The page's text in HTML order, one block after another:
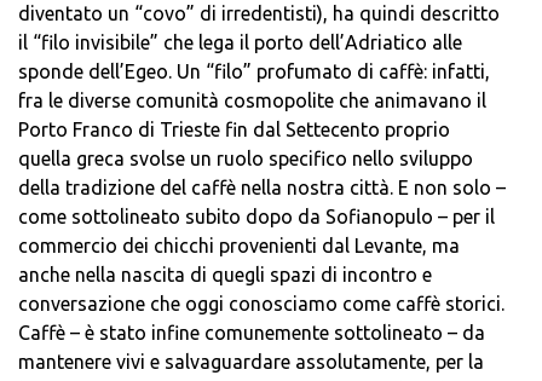
diventato un “covo” di irredentisti), ha quindi descritto
il “filo invisibile” che lega il porto dell’Adriatico alle
sponde dell’Egeo. Un “filo” profumato di caffè: infatti,
fra le diverse comunità cosmopolite che animavano il
Porto Franco di Trieste fin dal Settecento proprio
quella greca svolse un ruolo specifico nello sviluppo
della tradizione del caffè nella nostra città. E non solo –
come sottolineato subito dopo da Sofianopulo – per il
commercio dei chicchi provenienti dal Levante, ma
anche nella nascita di quegli spazi di incontro e
conversazione che oggi conosciamo come caffè storici.
Caffè – è stato infine comunemente sottolineato – da
mantenere vivi e salvaguardare assolutamente, per la